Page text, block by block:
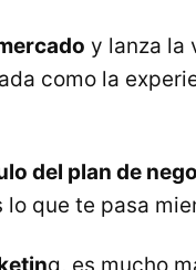
y lanza la
como la
del plan de
que te pasa